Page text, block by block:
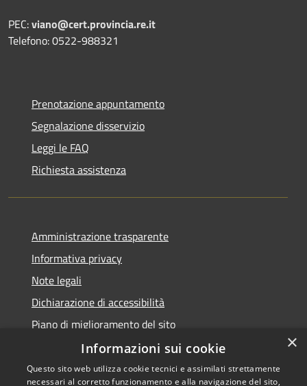
PEC:viano@cert.provincia.re.it
Telefono: 0522-988321
Prenotazione appuntamento
Segnalazione disservizio
Leggi le FAQ
Richiesta assistenza
Amministrazione trasparente
Informativa privacy
Note legali
Dichiarazione di accessibilità
Piano di miglioramento del sito
×
Informazioni sui cookie
Questo sito web utilizza cookie tecnici e assimilati strettamente
necessari al corretto funzionamento e alla navigazione del sito,